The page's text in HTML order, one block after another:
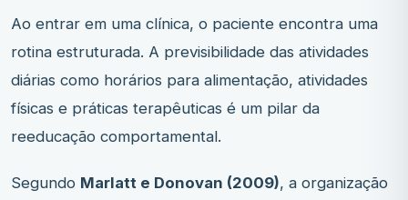
Ao entrar em uma clínica, o paciente encontra uma
rotina estruturada. A previsibilidade das atividades
diárias como horários para alimentação, atividades
físicas e práticas terapêuticas é um pilar da
reeducação comportamental.
Segundo Marlatt e Donovan (2009), a organização